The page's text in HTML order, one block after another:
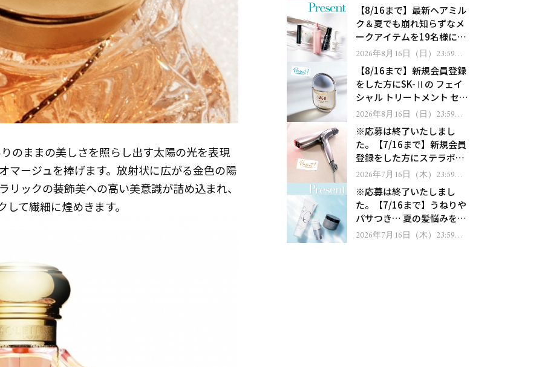
のままの美しさを照らし出す太陽の光を表現
マージュを捧げます。放射状に広がる金色の陽
ックの装飾美への高い美意識が詰め込まれ、
て繊細に煌めきます。
処！
【8/16まで】最新ヘアミル
ク＆夏でも崩れ知らずなメ
ークアイテムを19名様にプ
レゼント！
2026年8月16日（日）23:59ま
で【8/16まで】新規会員登録
をした方にSK-Ⅱの フェイ
シャル トリートメント セラ
ムをプレゼント！
2026年8月16日（日）23:59ま
※応募は終了いたしまし
た。【7/16まで】新規会員
登録をした方にステラボー
テのシャインリバース ヘア
ゼント！
2026年7月16日（木）23:59ま
※応募は終了いたしまし
た。【7/16まで】うねりや
パサつき… 夏の髪悩みを解
消するヘアケアアイテムを
2026年7月16日（木）23:59ま